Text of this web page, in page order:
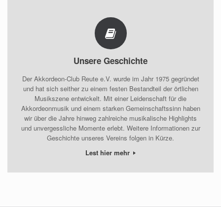
Unsere Geschichte
Der Akkordeon-Club Reute e.V. wurde im Jahr 1975 gegründet
und hat sich seither zu einem festen Bestandteil der örtlichen
Musikszene entwickelt. Mit einer Leidenschaft für die
Akkordeonmusik und einem starken Gemeinschaftssinn haben
wir über die Jahre hinweg zahlreiche musikalische Highlights
und unvergessliche Momente erlebt. Weitere Informationen zur
Geschichte unseres Vereins folgen in Kürze.
Lest hier mehr